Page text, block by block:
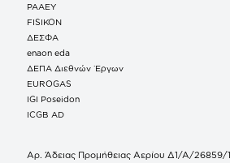
ΡΑΑΕΥ
FISIKON
ΔΕΣΦΑ
enaon eda
ΔΕΠΑ Διεθνών Έργων
EUROGAS
IGI Poseidon
ICGB AD
Αρ. Άδειας Προμήθειας Αερίου Δ1/Α/26859/